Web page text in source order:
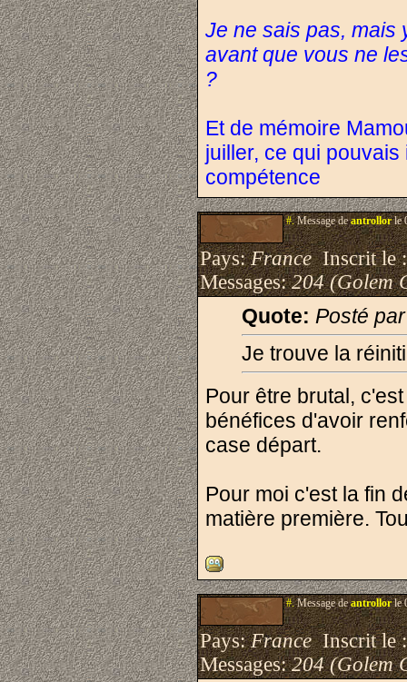
Je ne sais pas, mais
avant que vous ne
?
Et de mémoire
juiller, ce qui
compétence
#.Message deantrollorle
Pays:FranceInscrit le
Messages:204 (Golem
Quote: Posté
Je trouve la
Pour être brutal,
bénéfices d'avoir
case départ.
Pour moi c'est la fin
matière première.
#.Message deantrollorle
Pays:FranceInscrit le
Messages:204 (Golem